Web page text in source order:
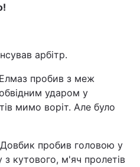
арбітр.
пробив з меж
ударом у
мимо воріт. Але було
пробив головою у
з кутового, м'яч пролетів